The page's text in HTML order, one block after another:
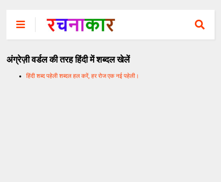
अंग्रेज़ी वर्डल की तरह हिंदी में शब्दल खेलें
हिंदी शब्द पहेली शब्दल हल करें, हर रोज एक नई पहेली।